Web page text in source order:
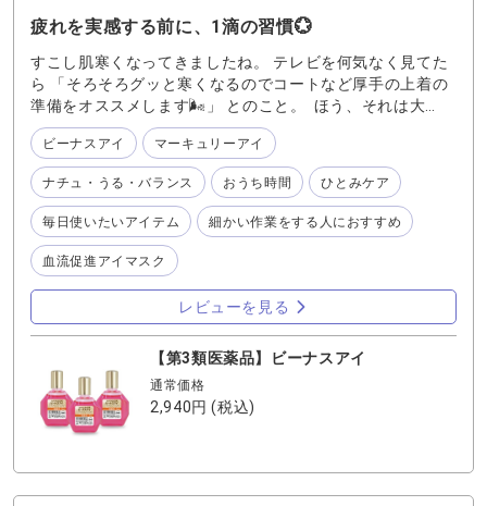
疲れを実感する前に、1滴の習慣💮
すこし肌寒くなってきましたね。 テレビを何気なく見てた
ら 「そろそろグッと寒くなるのでコートなど厚手の上着の
準備をオススメします🌬️」 とのこと。 ほう、それは大
変。 なんてたって、乾燥の季節!!!! ハンドクリームやらボデ
ィクリームとかは、自分の変化が目に見えたり感じやすい
と思いますが 目はどうですか？？ 「何となく目が疲れ
る」 「しばしばしてくるなぁ」 と思ってから目薬探しがち
ですよねぇ。 でも疲れたなと実感する前の1滴を習慣にし
てみませんか？ スマホやパソコンを長時間見てると、瞬き
することも忘れちゃいますよねぇ。 休憩時間に1滴、寝る
前に1滴などの習慣で 疲れにくい対策してみてはいかがで
すか？？ ビーナスアイは、とろりとじんわりと瞳に広がっ
ていき心地よいです。 オススメはお休み前 横になってから
より実感できて気持ちいいですよ！ 気持ちいいと自然と習
慣になりやすい！ まずは1滴お試しあれ🤗
ビーナスアイ マーキュリーアイ
ナチュ・うる・バランス おうち時間 ひとみケア
毎日使いたいアイテム 細かい作業をする人におすすめ
血流促進アイマスク
レビューを見る
【第3類医薬品】ビーナスアイ
通常価格
2,940円(税込)